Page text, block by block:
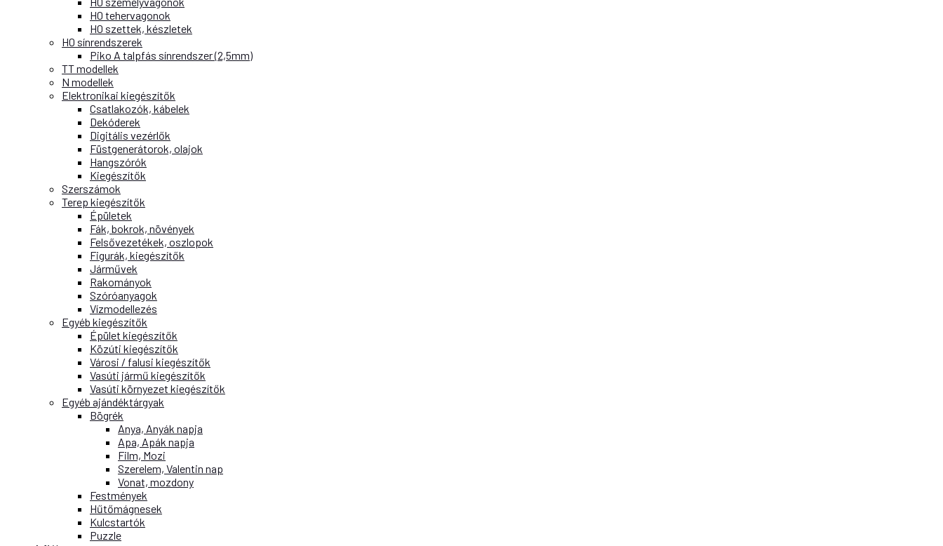
H0 tehervagonok
H0 szettek, készletek
H0 sínrendszerek
Piko A talpfás sínrendszer (2,5mm)
TT modellek
N modellek
Elektronikai kiegészítők
Csatlakozók, kábelek
Dekóderek
Digitális vezérlők
Füstgenerátorok, olajok
Hangszórók
Kiegészítők
Szerszámok
Terep kiegészítők
Épületek
Fák, bokrok, növények
Felsővezetékek, oszlopok
Figurák, kiegészítők
Járművek
Rakományok
Szóróanyagok
Vízmodellezés
Egyéb kiegészítők
Épület kiegészítők
Közúti kiegészítők
Városi / falusi kiegészítők
Vasúti jármű kiegészítők
Vasúti környezet kiegészítők
Egyéb ajándéktárgyak
Bögrék
Anya, Anyák napja
Apa, Apák napja
Film, Mozi
Szerelem, Valentin nap
Vonat, mozdony
Festmények
Hűtőmágnesek
Kulcstartók
Puzzle